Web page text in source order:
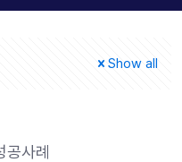
Show all
사례